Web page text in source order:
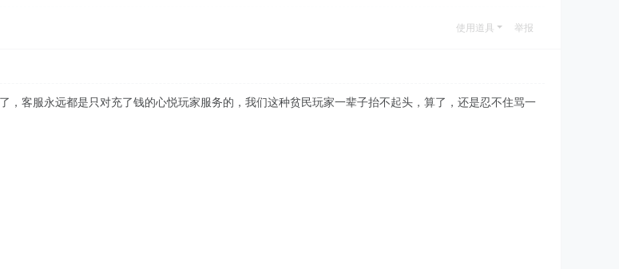
使用道具 举报
，客服永远都是只对充了钱的心悦玩家服务的，我们这种贫民玩家一辈子抬不起头，算了，还是忍不住骂一